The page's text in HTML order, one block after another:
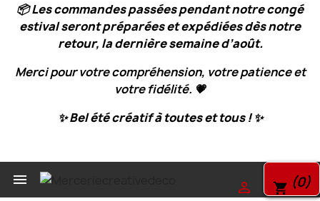
📦Les commandes passées pendant notre congé
estival seront préparées et expédiées dès notre
retour, la dernière semaine d’août.
Merci pour votre compréhension, votre patience et
votre fidélité. 💗
✨Bel été créatif à toutes et tous !✨
 shopping_cart (0)
